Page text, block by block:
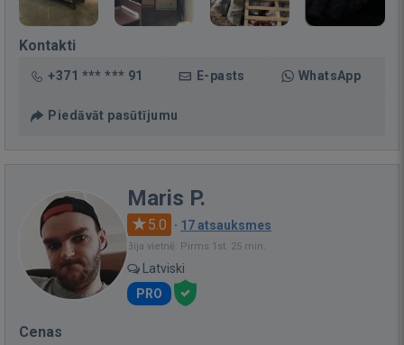
Kontakti
+371 *** *** 91 E-pasts WhatsApp
Piedāvāt pasūtījumu
Maris P.
5.0 · 17 atsauksmes
Bija vietnē: Pirms 1st. 25 min.
Latviski
PRO
Cenas